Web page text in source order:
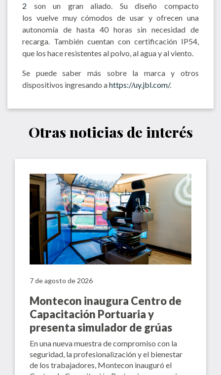
2 son un gran aliado. Su diseño compacto
los vuelve muy cómodos de usar y ofrecen una
autonomía de hasta 40 horas sin necesidad de
recarga. También cuentan con certificación IP54,
que los hace resistentes al polvo, al agua y al viento.
Se puede saber más sobre la marca y otros
dispositivos ingresando ahttps://uy.jbl.com/.
Otras noticias de interés
7 de agosto de 2026
Montecon inaugura Centro de
Capacitación Portuaria y
presenta simulador de grúas
En una nueva muestra de compromiso con la
seguridad, la profesionalización y el bienestar
de los trabajadores, Montecon inauguró el